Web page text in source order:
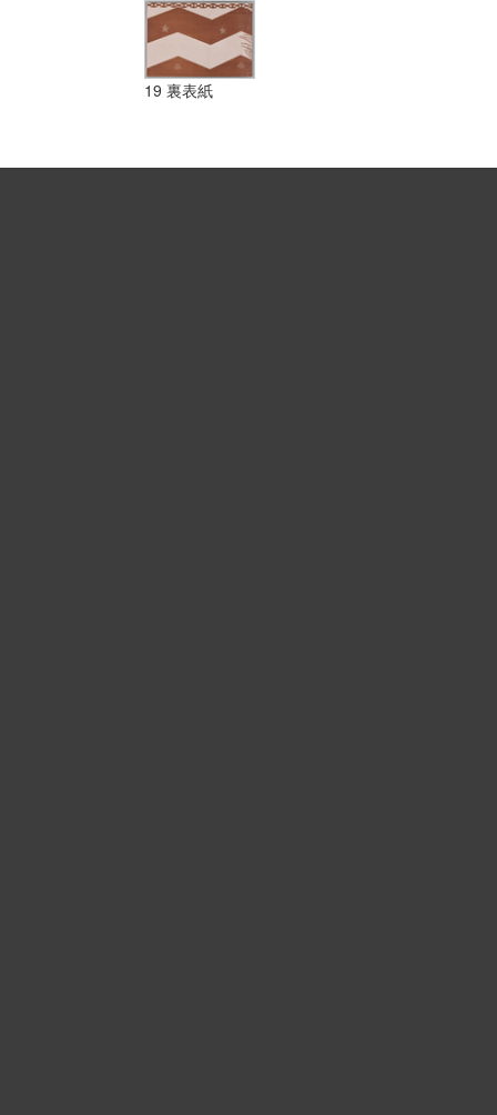
19 裏表紙